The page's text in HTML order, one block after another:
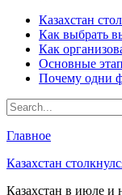
Казахстан
Как выбрать
Как
Основные
Почему одни
Главное
Казахстан
Казахстан в июле и